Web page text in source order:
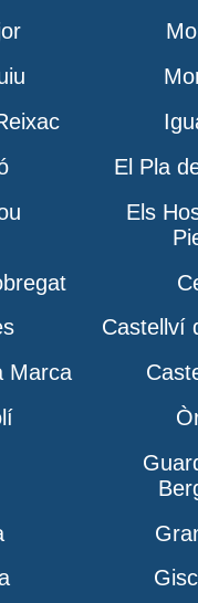
El Pla
Els
Castellví
Marca